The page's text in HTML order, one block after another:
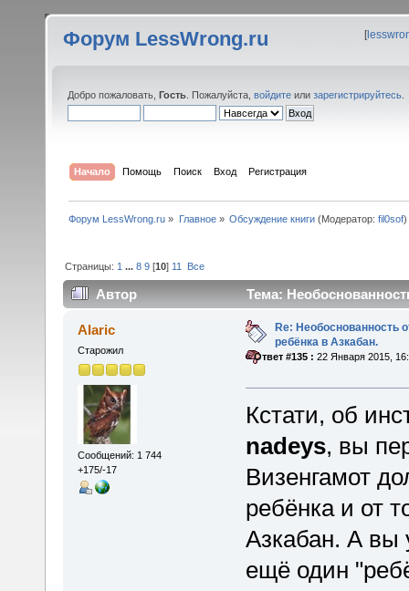
Форум LessWrong.ru [
Добро пожаловать, Гость . Пожалуйста, войдите или зарегистрируйтесь
Начало Помощь Поиск Вход Регистрация
Форум LessWrong.ru » Главное» Обсуждение книги(Модератор: fil0sof)
Страницы: 1 ...8 9 [10] 11 Все
Автор
Тема:
раз)
Alaric
Старожил
Сообщений: 1 744
+175/-17
Re: Необоснованность
ребёнка в Азкабан.
«Ответ #135 : 22 Января 2015,
Кстати, об
nadeys, вы
Визенгамот
ребёнка и от
Азкабан. А вы
ещё один